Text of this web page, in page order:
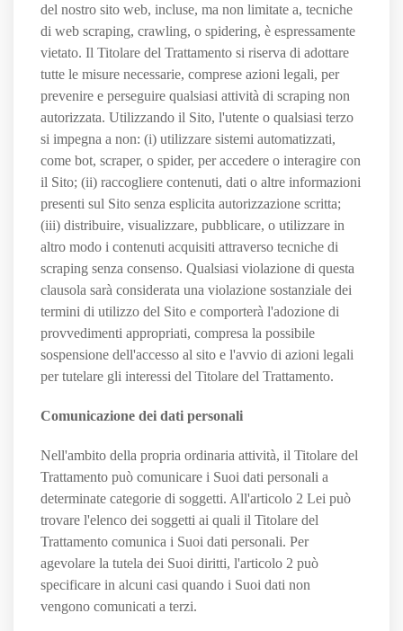
del nostro sito web, incluse, ma non limitate a, tecniche
di web scraping, crawling, o spidering, è espressamente
vietato. Il Titolare del Trattamento si riserva di adottare
tutte le misure necessarie, comprese azioni legali, per
prevenire e perseguire qualsiasi attività di scraping non
autorizzata. Utilizzando il Sito, l'utente o qualsiasi terzo
si impegna a non: (i) utilizzare sistemi automatizzati,
come bot, scraper, o spider, per accedere o interagire con
il Sito; (ii) raccogliere contenuti, dati o altre informazioni
presenti sul Sito senza esplicita autorizzazione scritta;
(iii) distribuire, visualizzare, pubblicare, o utilizzare in
altro modo i contenuti acquisiti attraverso tecniche di
scraping senza consenso. Qualsiasi violazione di questa
clausola sarà considerata una violazione sostanziale dei
termini di utilizzo del Sito e comporterà l'adozione di
provvedimenti appropriati, compresa la possibile
sospensione dell'accesso al sito e l'avvio di azioni legali
per tutelare gli interessi del Titolare del Trattamento.
Comunicazione dei dati personali
Nell'ambito della propria ordinaria attività, il Titolare del
Trattamento può comunicare i Suoi dati personali a
determinate categorie di soggetti. All'articolo 2 Lei può
trovare l'elenco dei soggetti ai quali il Titolare del
Trattamento comunica i Suoi dati personali. Per
agevolare la tutela dei Suoi diritti, l'articolo 2 può
specificare in alcuni casi quando i Suoi dati non
vengono comunicati a terzi.